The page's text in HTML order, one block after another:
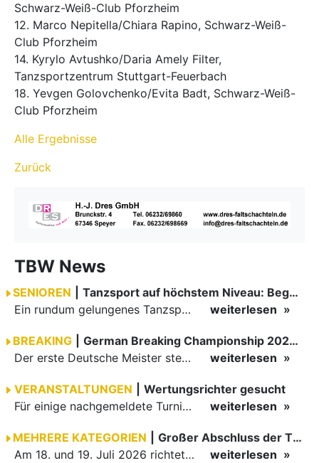
Schwarz-Weiß-Club Pforzheim
12. Marco Nepitella/Chiara Rapino, Schwarz-Weiß-
Club Pforzheim
14. Kyrylo Avtushko/Daria Amely Filter,
Tanzsportzentrum Stuttgart-Feuerbach
18. Yevgen Golovchenko/Evita Badt, Schwarz-Weiß-
Club Pforzheim
Alle Ergebnisse
Zurück
TBW News
SENIOREN
Tanzsport auf höchstem Niveau: Begeisterung bei den Turnieren in…
Ein rundum gelungenes Tanzsport-Wochenende liegt hinter den Paaren und Organisatoren in Enzklösterle. Am 1. und 2. August 2026 verwandelte sich die Festhalle wieder in einen lebendigen Mittelpunkt des…
weiterlesen
BREAKING
German Breaking Championship 2026 in Hannover
Der erste Deutsche Meister steht fest B-Boy Roman siegt bei den Juniors
weiterlesen
VERANSTALTUNGEN
Wertungsrichter gesucht
Für einige nachgemeldete Turniere im 2 Halbjahr sucht der ZWE noch Wertungsrichter.
weiterlesen
MEHRERE KATEGORIEN
Großer Abschluss der TBW-Trophy in Weinheim
Am 18. und 19. Juli 2026 richtete die Tanzsportabteilung (TSA) der TSG 1862 Weinheim das Abschlussturnier der diesjährigen TBW-Trophy-Serie aus. Zum traditionellen Saisonfinale kamen rund 400 Starts über…
weiterlesen